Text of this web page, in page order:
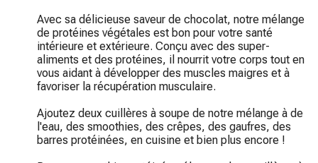
Avec sa délicieuse saveur de chocolat, notre mélange
de protéines végétales est bon pour votre santé
intérieure et extérieure. Conçu avec des super-
aliments et des protéines, il nourrit votre corps tout en
vous aidant à développer des muscles maigres et à
favoriser la récupération musculaire.
Ajoutez deux cuillères à soupe de notre mélange à de
l'eau, des smoothies, des crêpes, des gaufres, des
barres protéinées, en cuisine et bien plus encore !